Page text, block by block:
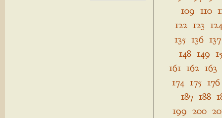
109 110
122 123 124
135 136 137
148 149
161 162 163
174 175 176
187 188
199 200